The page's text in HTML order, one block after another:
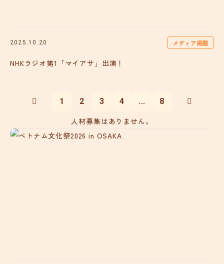
2025.10.20 メディア掲載
NHKラジオ第1「マイアサ」出演！
1 2 3 4 ... 8
人材募集はありません。